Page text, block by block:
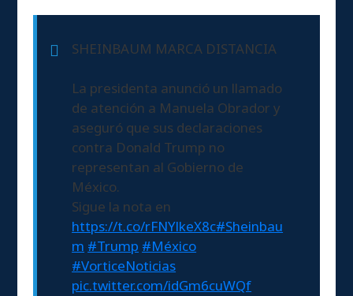
SHEINBAUM MARCA DISTANCIA
La presidenta anunció un llamado
de atención a Manuela Obrador y
aseguró que sus declaraciones
contra Donald Trump no
representan al Gobierno de
México.
Sigue la nota en
https://t.co/rFNYlkeX8c#Sheinbau
m #Trump #México
#VorticeNoticias
pic.twitter.com/idGm6cuWQf